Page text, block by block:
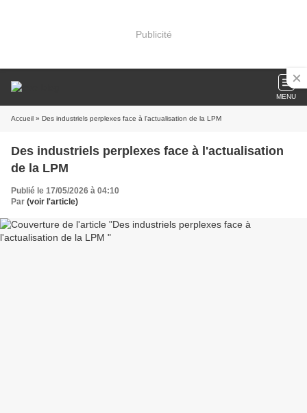
Publicité
MENU
Accueil » Des industriels perplexes face à l'actualisation de la LPM
Des industriels perplexes face à l'actualisation
de la LPM
Publié le 17/05/2026 à 04:10
Par (voir l'article)